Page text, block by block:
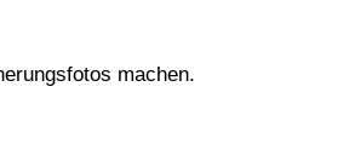
machen.